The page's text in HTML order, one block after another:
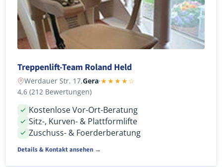
Treppenlift-Team Roland Held
Werdauer Str. 17,Gera·★★★★☆
4,6 (212 Bewertungen)
Kostenlose Vor-Ort-Beratung
Sitz-, Kurven- & Plattformlifte
Zuschuss- & Foerderberatung
Details & Kontakt ansehen →